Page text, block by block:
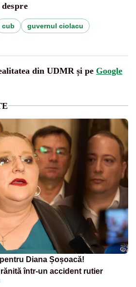
cub
guvernul ciolacu
din UDMR și pe Google
Diana Șoșoacă!
într-un accident rutier